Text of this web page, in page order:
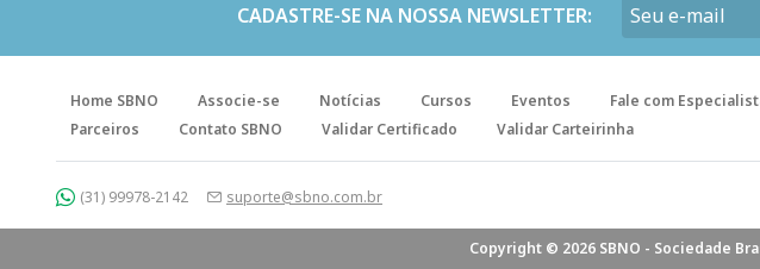
CADASTRE-SE NA NOSSA NEWSLETTER:
Home SBNO Associe-se Notícias Cursos Eventos Fale com
Parceiros
Contato SBNO Validar Certificado Validar Carteirinha
(31) 99978-2142 suporte@sbno.com.br
Copyright © 2026 SBNO - Sociedade